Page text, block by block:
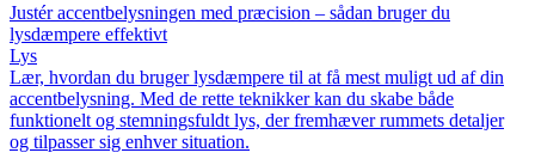
Justér accentbelysningen med præcision – sådan bruger du
lysdæmpere effektivt
Lys
Lær, hvordan du bruger lysdæmpere til at få mest muligt ud af din
accentbelysning. Med de rette teknikker kan du skabe både
funktionelt og stemningsfuldt lys, der fremhæver rummets detaljer
og tilpasser sig enhver situation.